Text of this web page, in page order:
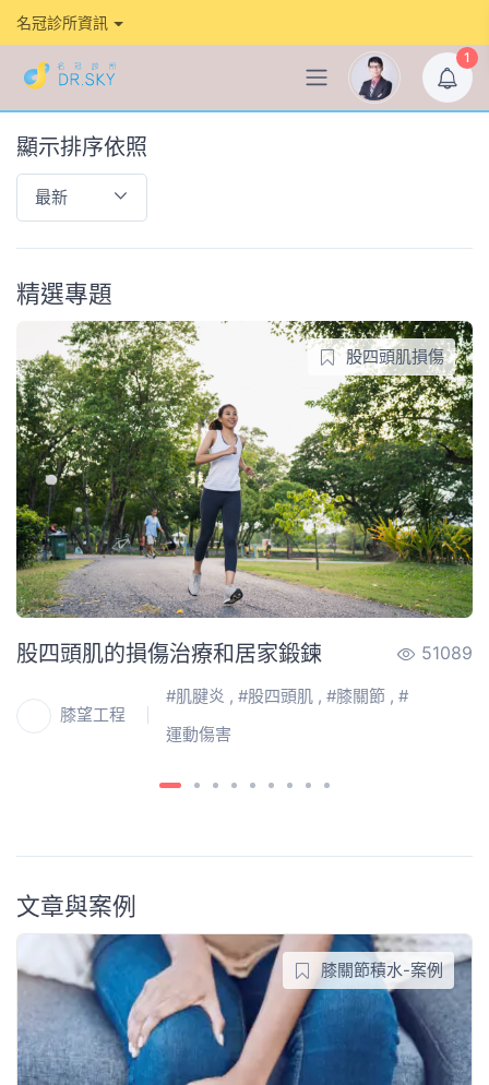
名冠診所資訊
1
顯示排序依照
最新
精選專題
股四頭肌損傷
股四頭肌的損傷治療和居家鍛鍊 51089
膝望工程
#肌腱炎 , #股四頭肌 , #膝關節 , #
運動傷害
文章與案例
膝關節積水-案例